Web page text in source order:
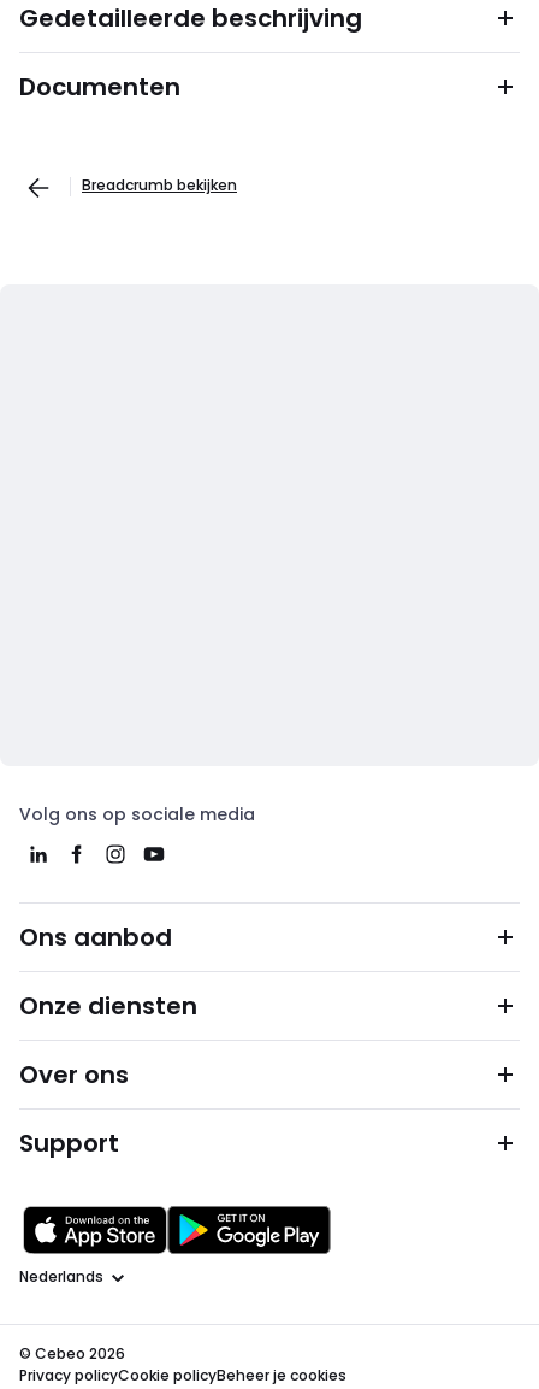
Gedetailleerde beschrijving
Documenten
Breadcrumb bekijken
Volg ons op sociale media
Ons aanbod
Onze diensten
Over ons
Support
Taal
© Cebeo 2026
Privacy policyCookie policyBeheer je cookies